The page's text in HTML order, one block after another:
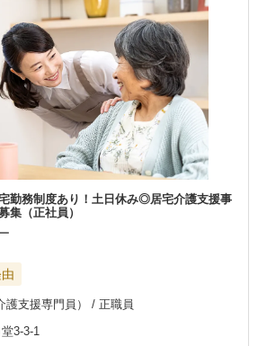
勤務制度あり！土日休み◎居宅介護支援事
集（正社員）
護支援専門員） / 正職員
3-3-1